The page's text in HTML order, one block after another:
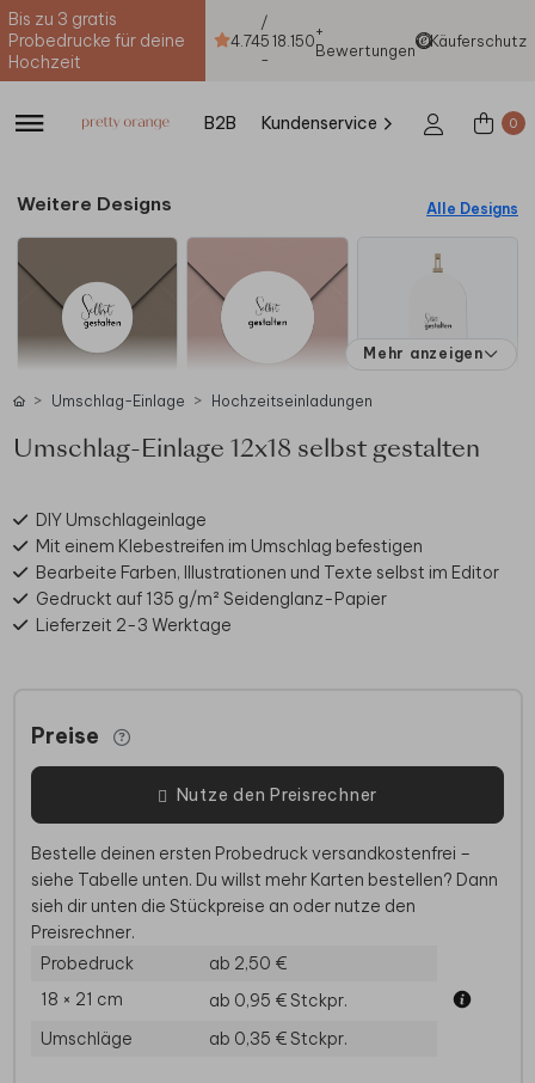
Bis zu 3 gratis
Probedrucke für deine
Hochzeit
4.74
/
5
-
18.150+
Bewertungen
Käuferschutz
B2B Kundenservice 0
Weitere Designs Alle Designs
Mehr anzeigen
Umschlag-Einlage Hochzeitseinladungen
Umschlag-Einlage 12x18 selbst gestalten
DIY Umschlageinlage
Mit einem Klebestreifen im Umschlag befestigen
Bearbeite Farben, Illustrationen und Texte selbst im Editor
Gedruckt auf 135 g/m² Seidenglanz-Papier
Lieferzeit 2-3 Werktage
Preise
Nutze den Preisrechner
Bestelle deinen ersten Probedruck versandkostenfrei –
siehe Tabelle unten. Du willst mehr Karten bestellen? Dann
sieh dir unten die Stückpreise an oder nutze den
Preisrechner.
Probedruck
ab 2,50 €
18 × 21 cm
ab 0,95 €Stckpr.
Umschläge
ab 0,35 €Stckpr.